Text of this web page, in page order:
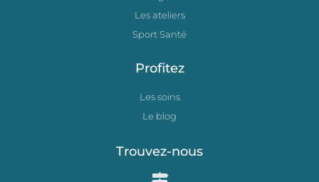
Les ateliers
Sport Santé
Profitez
Les soins
Le blog
Trouvez-nous